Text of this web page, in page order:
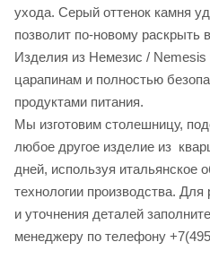
ухода. Серый оттенок камня
позволит по-новому раскрыть
Изделия из Немезис /
царапинам и полностью
продуктами питания.
Мы изготовим столешницу,
любое другое изделие из
дней, используя итальянское
технологии производства.
и уточнения деталей
менеджеру по телефону